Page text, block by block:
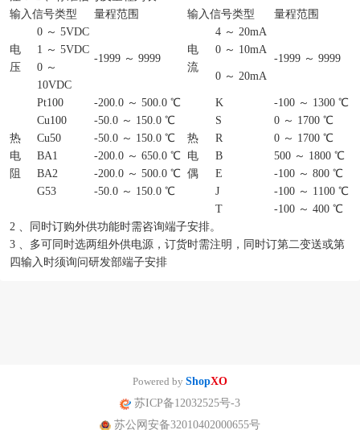
输入信号类型
量程范围 输入信号类型 量程范围
电
压
0 ～ 5VDC
-1999 ～ 9999
电
流
4 ～ 20mA
-1999 ～ 9999
1 ～ 5VDC
0 ～ 10mA
0 ～
10VDC
0 ～ 20mA
热
电
阻
Pt100 -200.0 ～ 500.0 ℃
热
电
偶
K
-100 ～ 1300 ℃
Cu100
-50.0 ～ 150.0 ℃ S
0 ～ 1700 ℃
Cu50
-50.0 ～ 150.0 ℃ R
0 ～ 1700 ℃
BA1
-200.0 ～ 650.0 ℃ B
500 ～ 1800 ℃
BA2
-200.0 ～ 500.0 ℃ E
-100 ～ 800 ℃
G53
-50.0 ～ 150.0 ℃ J
-100 ～ 1100 ℃
T
-100 ～ 400 ℃
2 、同时订购外供功能时需咨询端子安排。
3 、多可同时选两组外供电源，订货时需注明，同时订第二变送或第
四输入时须询问研发部端子安排
Powered by ShopXO
苏ICP备12032525号-3
苏公网安备32010402000655号